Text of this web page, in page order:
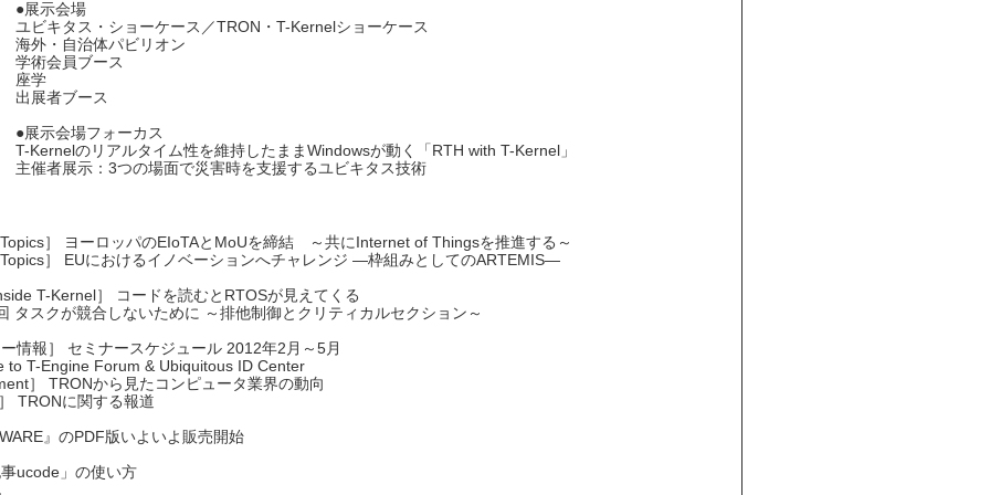
●展示会場
ユビキタス・ショーケース／TRON・T-Kernelショーケース
海外・自治体パビリオン
学術会員ブース
座学
出展者ブース
●展示会場フォーカス
T-Kernelのリアルタイム性を維持したままWindowsが動く「RTH with T-Kernel」
主催者展示：3つの場面で災害時を支援するユビキタス技術
］ ヨーロッパのEIoTAとMoUを締結 ～共にInternet of Thingsを推進する～
］ EUにおけるイノベーションへチャレンジ ―枠組みとしてのARTEMIS―
T-Kernel］ コードを読むとRTOSが見えてくる
タスクが競合しないために ～排他制御とクリティカルセクション～
情報］ セミナースケジュール 2012年2月～5月
to T-Engine Forum & Ubiquitous ID Center
］ TRONから見たコンピュータ業界の動向
TRONに関する報道
』のPDF版いよいよ販売開始
ucode」の使い方